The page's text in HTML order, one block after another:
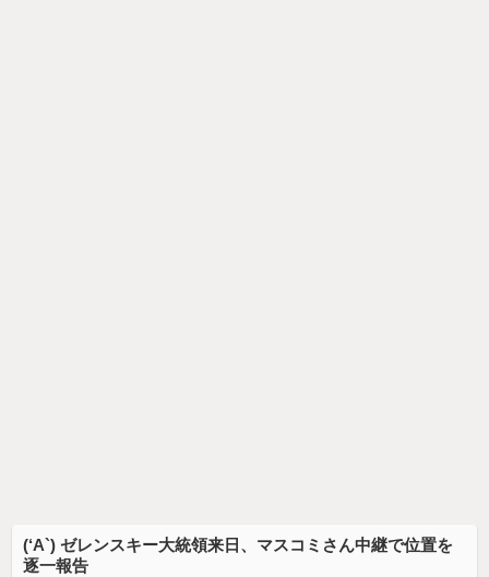
(‘A`) ゼレンスキー大統領来日、マスコミさん中継で位置を
逐一報告